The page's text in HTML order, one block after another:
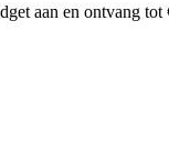
aan en ontvang